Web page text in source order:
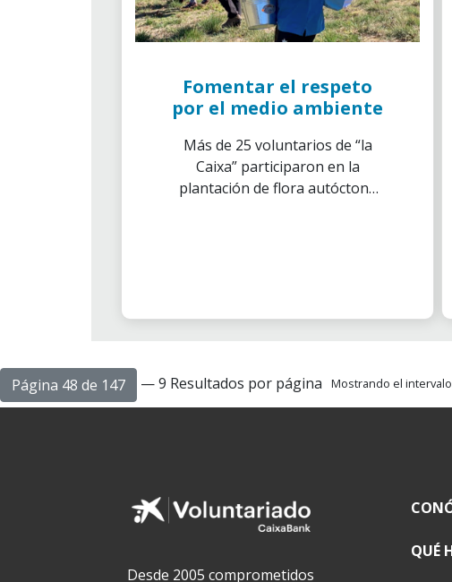
Fomentar el respeto
por el medio ambiente
Más de 25 voluntarios de “la
Caixa” participaron en la
plantación de flora autóctona
Página 48 de 147 — 9 Resultados por página Mostrando el
Desde 2005 comprometidos
QUÉ